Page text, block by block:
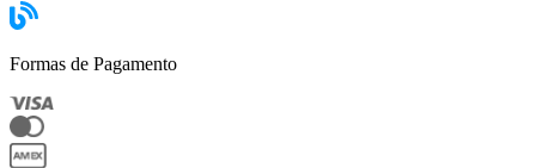
Formas de Pagamento